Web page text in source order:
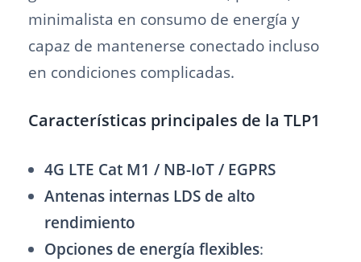
minimalista en consumo de energía y
capaz de mantenerse conectado incluso
en condiciones complicadas.
Características principales de la TLP1
4G LTE Cat M1 / NB-IoT / EGPRS
Antenas internas LDS de alto
rendimiento
Opciones de energía flexibles: